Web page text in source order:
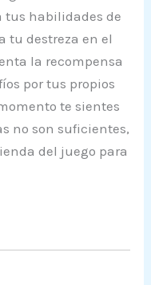
tus habilidades de
tu destreza en el
la recompensa
por tus propios
te sientes
no son suficientes,
del juego para